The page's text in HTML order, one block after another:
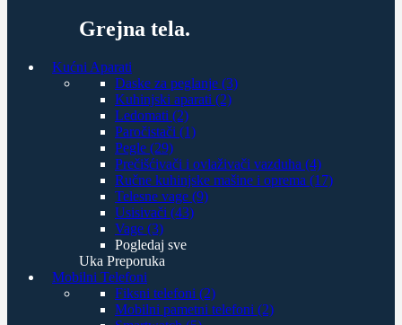
Grejna tela.
Kućni Aparati
Daske za peglanje (3)
Kuhinjski aparati (2)
Ledomati (2)
Paročistači (1)
Pegle (29)
Prečišćivači i ovlaživači vazduha (4)
Ručne kuhinjske mašine i oprema (17)
Telesne vage (9)
Usisivači (43)
Vage (3)
Pogledaj sve
Uka Preporuka
Mobilni Telefoni
Fiksni telefoni (2)
Mobilni pametni telefoni (2)